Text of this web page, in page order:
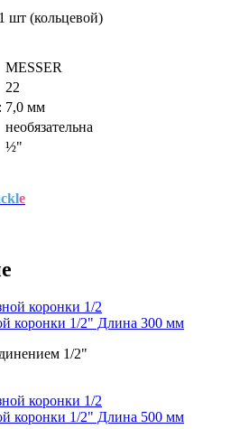
шт (кольцевой)
MESSER
22
7,0 мм
необязательна
½"
e
коронки 1/2" Длина 300 мм
1/2"
коронки 1/2" Длина 500 мм